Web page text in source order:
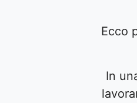
Ecco
In